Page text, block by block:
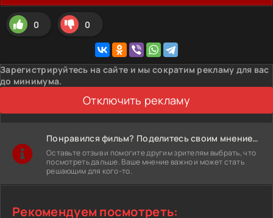
0 0
Зарегистрируйтесь на сайте и мы сократим рекламу для вас
до минимума.
Отключить рекламу
Понравился фильм? Поделитесь своим мнением!
Оставьте отзыв и помогите другим зрителям выбрать, что
посмотреть дальше. Ваше мнение важно и может стать
решающим для кого-то.
Рекомендуем посмотреть: